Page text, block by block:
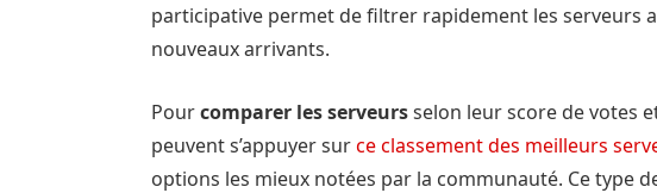
participative permet de filtrer rapidement les serveurs
nouveaux arrivants.
Pourcomparer les serveursselon leur score de votes
peuvent s’appuyer surce classement des meilleurs
options les mieux notées par la communauté. Ce type